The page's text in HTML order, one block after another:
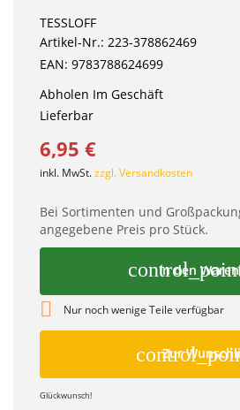
TESSLOFF
Artikel-Nr.: 223-378862469
EAN: 9783788624699
Abholen Im Geschäft
Lieferbar
6,95 €
inkl. MwSt.zzgl. Versandkosten
Bei Sortimenten und
angegebene Preis pro Stück.
In den
 Nur noch wenige Teile verfügbar
Zur
Glückwunsch!